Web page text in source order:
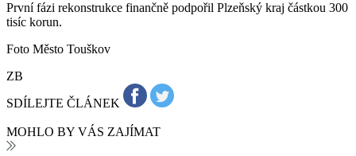
První fázi rekonstrukce finančně podpořil Plzeňský kraj částkou 300
tisíc korun.
Foto Město Touškov
ZB
SDÍLEJTE ČLÁNEK
MOHLO BY VÁS ZAJÍMAT